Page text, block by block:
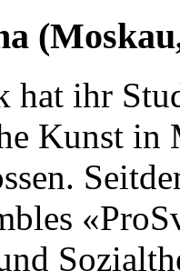
hat ihr
Kunst in